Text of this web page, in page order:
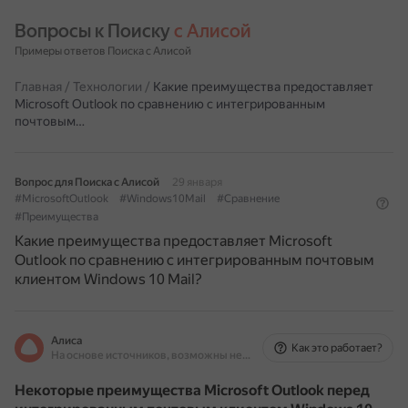
Вопросы к Поиску с Алисой
Примеры ответов Поиска с Алисой
Главная / Технологии / Какие преимущества предоставляет
Microsoft Outlook по сравнению с интегрированным
почтовым…
Вопрос для Поиска с Алисой
29 января
#MicrosoftOutlook
#Windows10Mail
#Сравнение
#Преимущества
Какие преимущества предоставляет Microsoft
Outlook по сравнению с интегрированным почтовым
клиентом Windows 10 Mail?
Алиса
На основе источников, возможны неточности
Как это работает?
Некоторые преимущества Microsoft Outlook перед